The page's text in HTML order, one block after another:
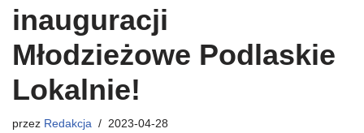
inauguracji
Młodzieżowe Podlaskie
Lokalnie!
przez Redakcja 2023-04-28